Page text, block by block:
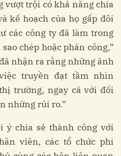
vượt trội có khả năng chia
kế hoạch của họ gấp đôi
các công ty đã làm trong
chép hoặc phản công,”
nhận ra rằng những ảnh
truyền đạt tầm nhìn
trường, ngay cả với đối
những rủi ro.”
ý chia sẻ thành công với
viên, các tổ chức phi